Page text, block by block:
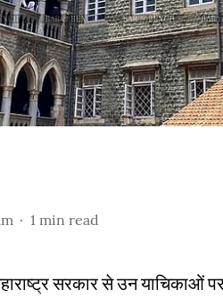
1 min read
सरकार से उन याचिकाओं